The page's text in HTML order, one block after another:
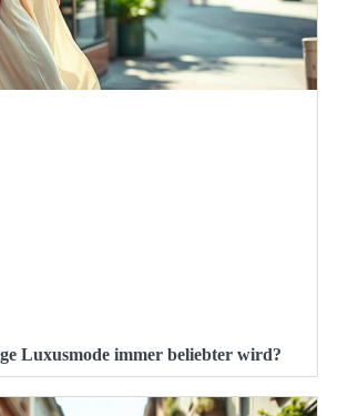
Luxusmode immer beliebter wird?